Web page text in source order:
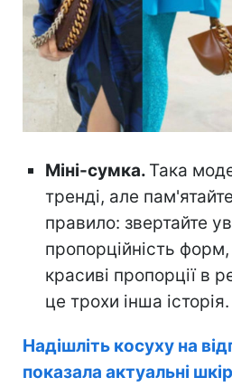
Міні-сумка. Така
тренді, але
правило: звертайте
пропорційність
красиві пропорції в
це трохи інша історія.
Надішліть косуху на
показала актуальні